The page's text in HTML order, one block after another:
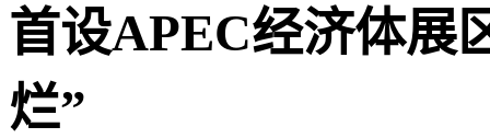
首设APEC经济体展
烂”